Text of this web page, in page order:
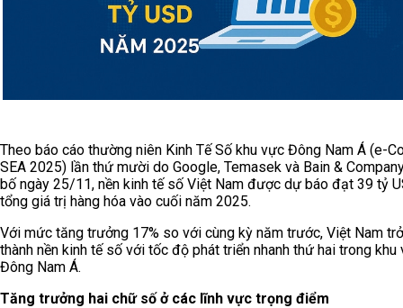
Theo báo cáo thường niên Kinh Tế Số khu vực Đông Nam Á (e-
SEA 2025) lần thứ mười do Google, Temasek và Bain &
bố ngày 25/11, nền kinh tế số Việt Nam được dự báo đạt 39 tỷ
tổng giá trị hàng hóa vào cuối năm 2025.
Với mức tăng trưởng 17% so với cùng kỳ năm trước, Việt Nam trở
thành nền kinh tế số với tốc độ phát triển nhanh thứ hai trong khu
Đông Nam Á.
Tăng trưởng hai chữ số ở các lĩnh vực trọng điểm